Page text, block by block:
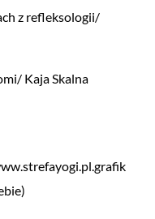
z refleksologii/
Kaja Skalna